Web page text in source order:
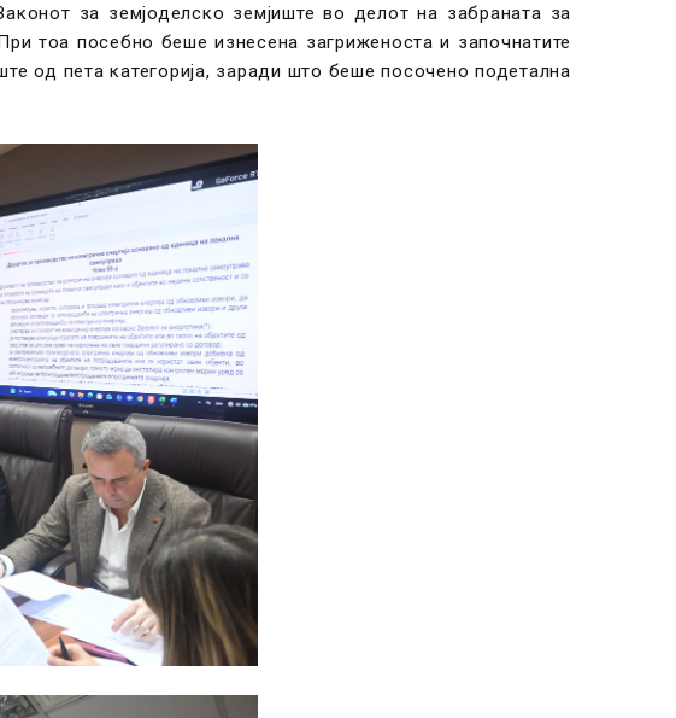
за земјоделско земјиште во делот на забраната за
тоа посебно беше изнесена загриженоста и започнатите
од пета категорија, заради што беше посочено подетална